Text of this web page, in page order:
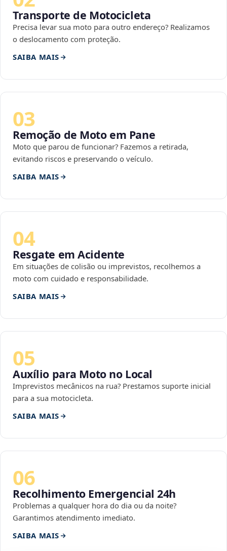
Transporte de Motocicleta
Precisa levar sua moto para outro endereço? Realizamos
o deslocamento com proteção.
SAIBA MAIS
03
Remoção de Moto em Pane
Moto que parou de funcionar? Fazemos a retirada,
evitando riscos e preservando o veículo.
SAIBA MAIS
04
Resgate em Acidente
Em situações de colisão ou imprevistos, recolhemos a
moto com cuidado e responsabilidade.
SAIBA MAIS
05
Auxílio para Moto no Local
Imprevistos mecânicos na rua? Prestamos suporte inicial
para a sua motocicleta.
SAIBA MAIS
06
Recolhimento Emergencial 24h
Problemas a qualquer hora do dia ou da noite?
Garantimos atendimento imediato.
SAIBA MAIS